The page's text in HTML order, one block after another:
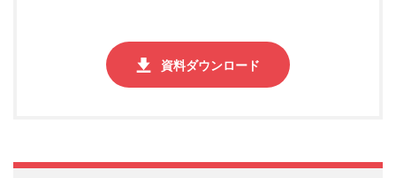
資料ダウンロード